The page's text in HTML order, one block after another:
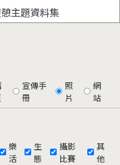
主題資料集
宣傳手
冊
照
片
網
站
樂
活
生
態
攝影
比賽
其
他